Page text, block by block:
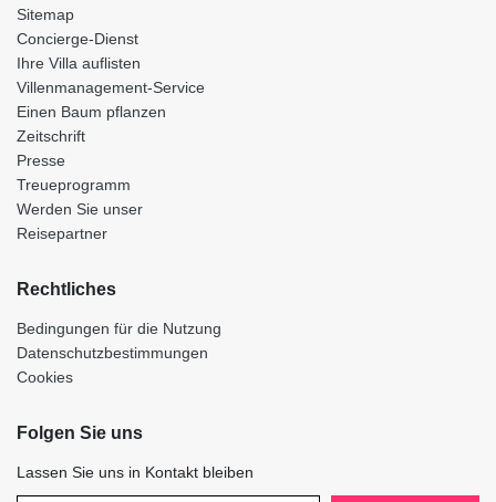
Sitemap
Concierge-Dienst
Ihre Villa auflisten
Villenmanagement-Service
Einen Baum pflanzen
Zeitschrift
Presse
Treueprogramm
Werden Sie unser
Reisepartner
Rechtliches
Bedingungen für die Nutzung
Datenschutzbestimmungen
Cookies
Folgen Sie uns
Lassen Sie uns in Kontakt bleiben